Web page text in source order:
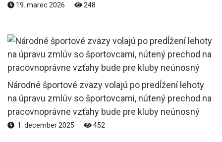
19. marec 2026 248
Národné športové zväzy volajú po predĺžení lehoty
na úpravu zmlúv so športovcami, nútený prechod na
pracovnoprávne vzťahy bude pre kluby neúnosný
1. december 2025 452